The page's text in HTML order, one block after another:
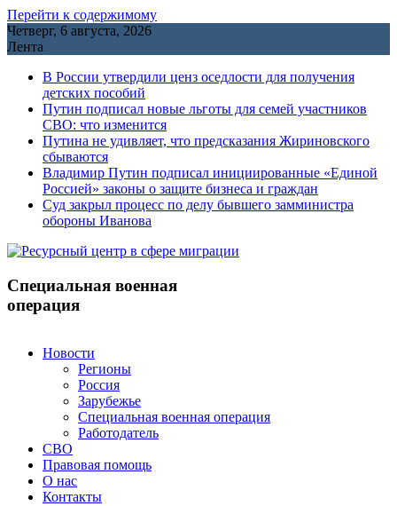
Перейти к содержимому
Четверг, 6 августа, 2026
Лента
В России утвердили ценз оседлости для получения
детских пособий
Путин подписал новые льготы для семей участников
СВО: что изменится
Путина не удивляет, что предсказания Жириновского
сбываются
Владимир Путин подписал инициированные «Единой
Россией» законы о защите бизнеса и граждан
Cуд закрыл процесс по делу бывшего замминистра
обороны Иванова
Специальная военная
операция
Новости
Регионы
Россия
Зарубежье
Специальная военная операция
Работодатель
СВО
Правовая помощь
О нас
Контакты